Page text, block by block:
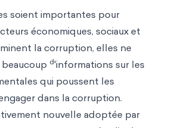
soient importantes pour
économiques, sociaux et
la corruption, elles ne
d'informations sur les
qui poussent les
dans la corruption.
nouvelle adoptée par